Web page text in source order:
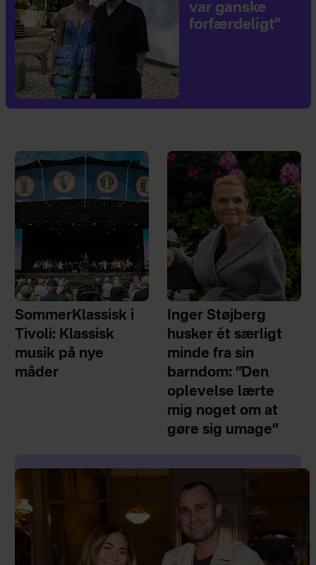
var ganske
forfærdeligt"
Sponsoreret indhold
SommerKlassisk i
Tivoli: Klassisk
musik på nye
måder
Inger Støjberg
husker ét særligt
minde fra sin
barndom: ”Den
oplevelse lærte
mig noget om at
gøre sig umage”